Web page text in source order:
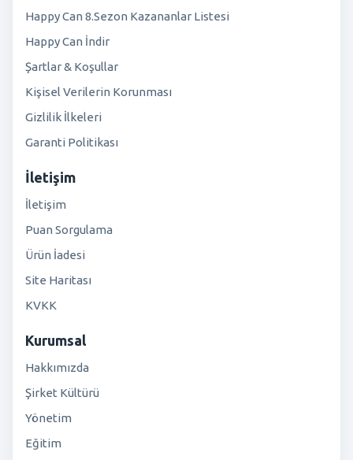
Happy Can 8.Sezon Kazananlar Listesi
Happy Can İndir
Şartlar & Koşullar
Kişisel Verilerin Korunması
Gizlilik İlkeleri
Garanti Politikası
İletişim
İletişim
Puan Sorgulama
Ürün İadesi
Site Haritası
KVKK
Kurumsal
Hakkımızda
Şirket Kültürü
Yönetim
Eğitim